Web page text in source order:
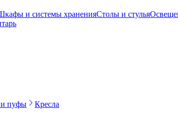
и системы храненияСтолы и стулья
и пуфы Кресла